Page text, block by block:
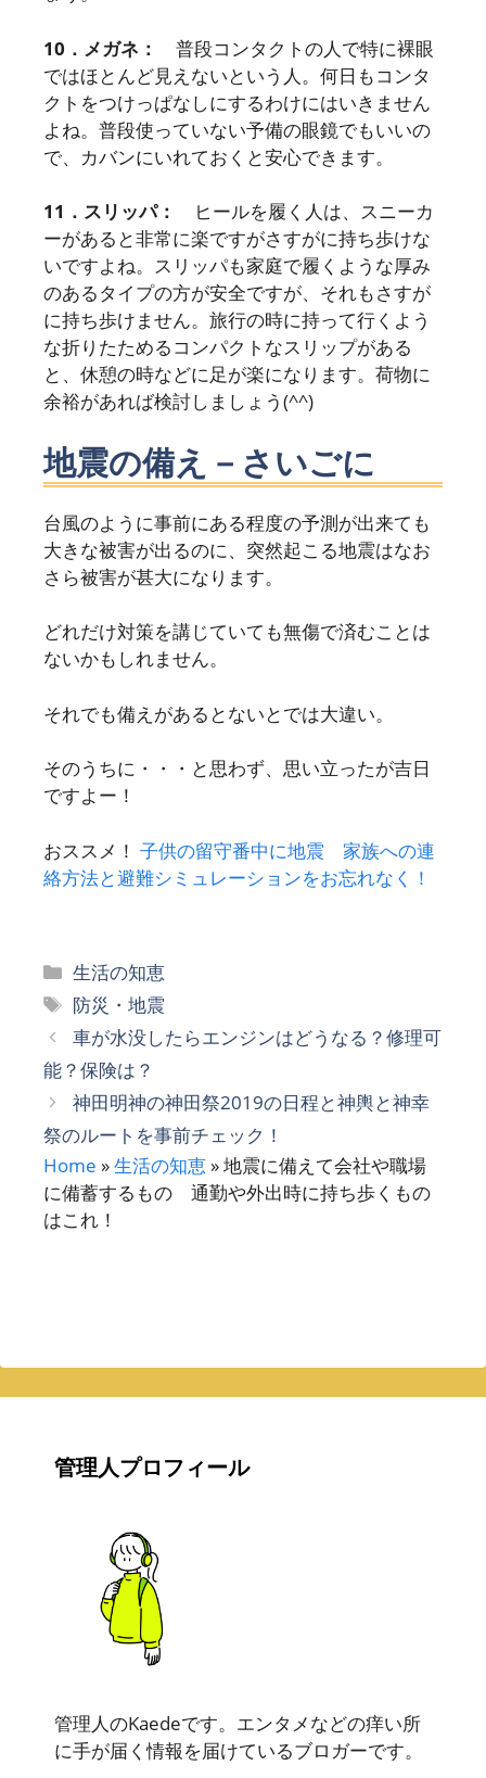
10．メガネ：
普段コンタクトの人で特に裸眼
ではほとんど見えないという人。何日もコンタ
クトをつけっぱなしにするわけにはいきません
よね。普段使っていない予備の眼鏡でもいいの
で、カバンにいれておくと安心できます。
11．スリッパ：
ヒールを履く人は、スニーカ
ーがあると非常に楽ですがさすがに持ち歩けな
いですよね。スリッパも家庭で履くような厚み
のあるタイプの方が安全ですが、それもさすが
に持ち歩けません。旅行の時に持って行くよう
な折りたためるコンパクトなスリップがある
と、休憩の時などに足が楽になります。荷物に
余裕があれば検討しましょう(^^)
地震の備え－さいごに
台風のように事前にある程度の予測が出来ても
大きな被害が出るのに、突然起こる地震はなお
さら被害が甚大になります。
どれだけ対策を講じていても無傷で済むことは
ないかもしれません。
それでも備えがあるとないとでは大違い。
そのうちに・・・と思わず、思い立ったが吉日
ですよー！
おススメ！ 子供の留守番中に地震 家族への連
絡方法と避難シミュレーションをお忘れなく！
カ
テ
ゴ
リ
ー
生活の知恵
タ
グ
防災・地震
車が水没したらエンジンはどうなる？修理可
能？保険は？
神田明神の神田祭2019の日程と神輿と神幸
祭のルートを事前チェック！
Home »生活の知恵 »地震に備えて会社や職場
に備蓄するもの 通勤や外出時に持ち歩くもの
はこれ！
管理人プロフィール
管理人のKaedeです。エンタメなどの痒い所
に手が届く情報を届けているブロガーです。